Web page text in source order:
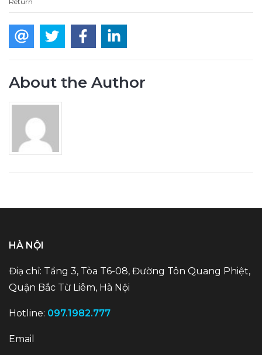
About the Author
HÀ NỘI
Điạ chỉ: Tầng 3, Tòa T6-08, Đường Tôn Quang Phiệt,
Quận Bắc Từ Liêm, Hà Nội
Hotline: 097.1982.777
Email